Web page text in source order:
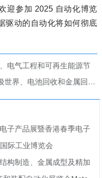
迎参加 2025 自动化博览
驱动的自动化将如何彻底
电气工程和可再生能源节
池回收和金属回收会议及博览会
子产品展暨香港春季电子
际工业博览会
构制造、金属成型及精加